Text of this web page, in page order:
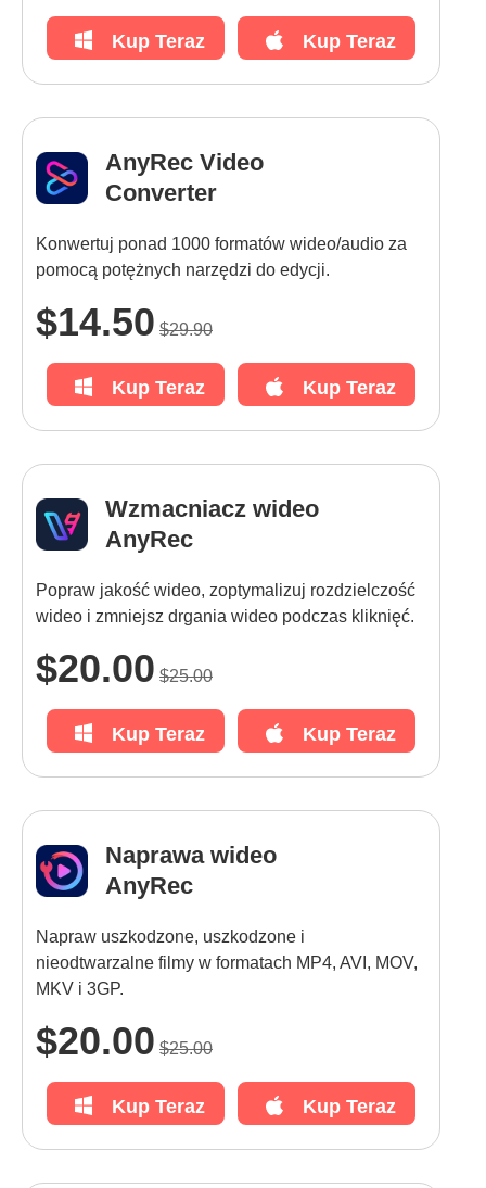
Kup Teraz Kup Teraz
AnyRec Video
Converter
Konwertuj ponad 1000 formatów wideo/audio za
pomocą potężnych narzędzi do edycji.
$14.50 $29.90
Kup Teraz Kup Teraz
Wzmacniacz wideo
AnyRec
Popraw jakość wideo, zoptymalizuj rozdzielczość
wideo i zmniejsz drgania wideo podczas kliknięć.
$20.00 $25.00
Kup Teraz Kup Teraz
Naprawa wideo
AnyRec
Napraw uszkodzone, uszkodzone i
nieodtwarzalne filmy w formatach MP4, AVI, MOV,
MKV i 3GP.
$20.00 $25.00
Kup Teraz Kup Teraz